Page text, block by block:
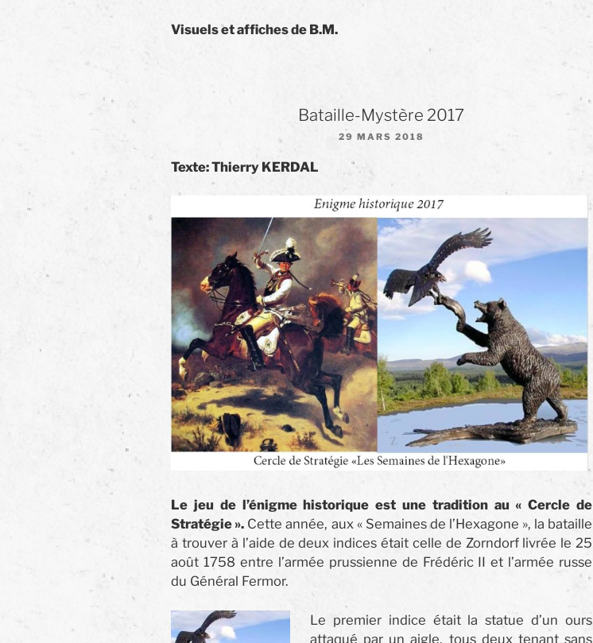
Visuels et affiches de B.M.
Bataille-Mystère 2017
PUBLIÉ
29 MARS 2018
Texte: Thierry KERDAL
Le jeu de l’énigme historique est une tradition au « Cercle de
Stratégie ». Cette année, aux « Semaines de l’Hexagone », la bataille
à trouver à l’aide de deux indices était celle de Zorndorf livrée le 25
août 1758 entre l’armée prussienne de Frédéric II et l’armée russe
du Général Fermor.
Le premier indice était la statue d’un ours
attaqué par un aigle, tous deux tenant sans